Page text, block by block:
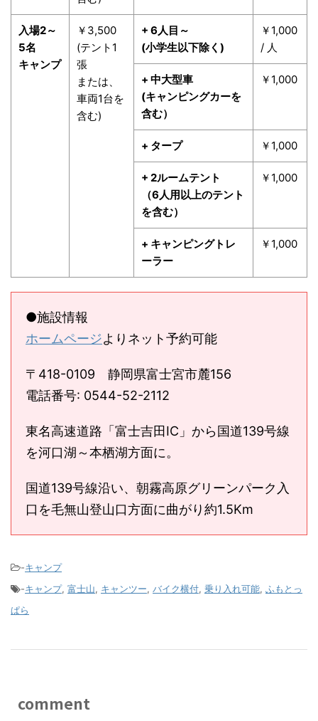
入場2～
5名
キャンプ
￥3,500
(テント1
張
または、
車両1台を
含む)
+ 6人目～
(小学生以下除く)
￥1,000
/ 人
+ 中大型車
(キャンピングカーを
含む）
￥1,000
+ タープ ￥1,000
+ 2ルームテント
（6人用以上のテント
を含む）
￥1,000
+ キャンピングトレ
ーラー
￥1,000
●施設情報
ホームページよりネット予約可能
〒418-0109 静岡県富士宮市麓156
電話番号: 0544-52-2112
東名高速道路「富士吉田IC」から国道139号線
を河口湖～本栖湖方面に。
国道139号線沿い、朝霧高原グリーンパーク入
口を毛無山登山口方面に曲がり約1.5Km
-キャンプ
-キャンプ, 富士山, キャンツー, バイク横付, 乗り入れ可能, ふもとっ
ぱら
comment